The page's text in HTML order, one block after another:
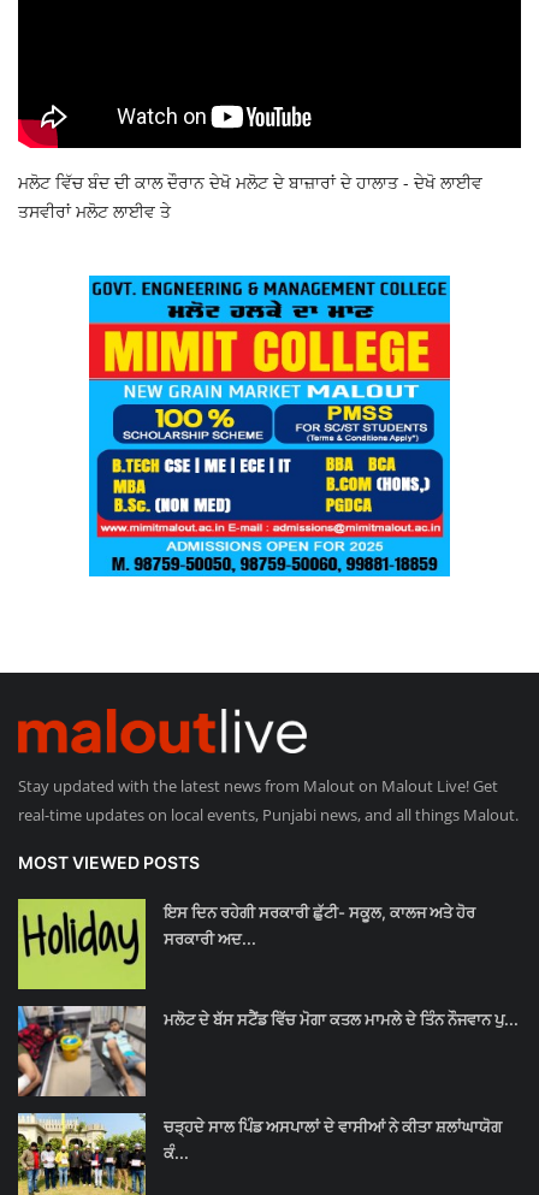
ਮਲੋਟ ਵਿੱਚ ਬੰਦ ਦੀ ਕਾਲ ਦੌਰਾਨ ਦੇਖੋ ਮਲੋਟ ਦੇ ਬਾਜ਼ਾਰਾਂ ਦੇ ਹਾਲਾਤ - ਦੇਖੋ ਲਾਈਵ
ਤਸਵੀਰਾਂ ਮਲੋਟ ਲਾਈਵ ਤੇ
Stay updated with the latest news from Malout on Malout Live! Get
real-time updates on local events, Punjabi news, and all things Malout.
MOST VIEWED POSTS
ਇਸ ਦਿਨ ਰਹੇਗੀ ਸਰਕਾਰੀ ਛੁੱਟੀ- ਸਕੂਲ, ਕਾਲਜ ਅਤੇ ਹੋਰ
ਸਰਕਾਰੀ ਅਦ...
ਮਲੋਟ ਦੇ ਬੱਸ ਸਟੈਂਡ ਵਿੱਚ ਮੋਗਾ ਕਤਲ ਮਾਮਲੇ ਦੇ ਤਿੰਨ ਨੌਜਵਾਨ ਪੁ...
ਚੜ੍ਹਦੇ ਸਾਲ ਪਿੰਡ ਅਸਪਾਲਾਂ ਦੇ ਵਾਸੀਆਂ ਨੇ ਕੀਤਾ ਸ਼ਲਾਂਘਾਯੋਗ
ਕੰ...